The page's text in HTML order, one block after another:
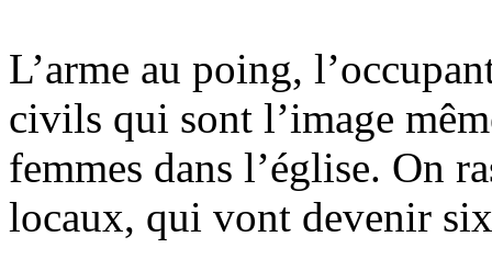
L’arme au poing,
civils qui sont l’image
femmes dans l’église. On
locaux, qui vont devenir